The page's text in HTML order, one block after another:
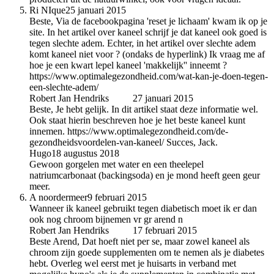
Ri NIque25 januari 2015
Beste, Via de facebookpagina 'reset je lichaam' kwam ik op je
site. In het artikel over kaneel schrijf je dat kaneel ook goed is
tegen slechte adem. Echter, in het artikel over slechte adem
komt kaneel niet voor ? (ondaks de hyperlink) Ik vraag me af
hoe je een kwart lepel kaneel 'makkelijk'' inneemt ?
https://www.optimalegezondheid.com/wat-kan-je-doen-tegen-
een-slechte-adem/
Robert Jan Hendriks
27 januari 2015
Beste, Je hebt gelijk. In dit artikel staat deze informatie wel.
Ook staat hierin beschreven hoe je het beste kaneel kunt
innemen. https://www.optimalegezondheid.com/de-
gezondheidsvoordelen-van-kaneel/ Succes, Jack.
Hugo18 augustus 2018
Gewoon gorgelen met water en een theelepel
natriumcarbonaat (backingsoda) en je mond heeft geen geur
meer.
A noordermeer9 februari 2015
Wanneer ik kaneel gebruikt tegen diabetisch moet ik er dan
ook nog chroom bijnemen vr gr arend n
Robert Jan Hendriks
17 februari 2015
Beste Arend, Dat hoeft niet per se, maar zowel kaneel als
chroom zijn goede supplementen om te nemen als je diabetes
hebt. Overleg wel eerst met je huisarts in verband met